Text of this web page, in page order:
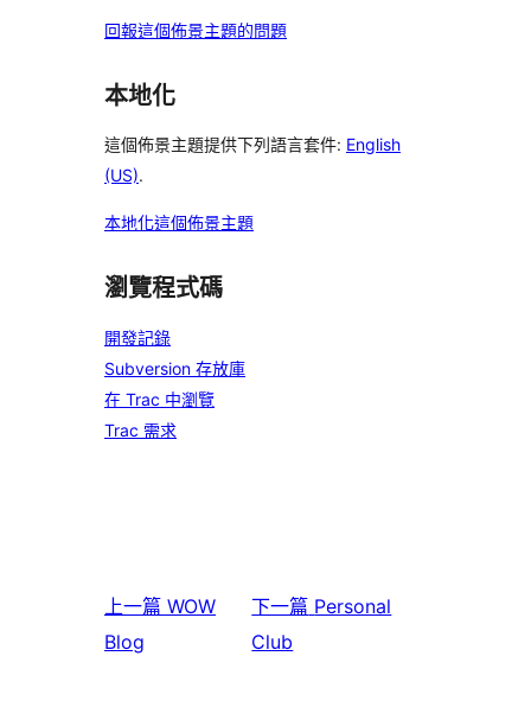
回報這個佈景主題的問題
本地化
這個佈景主題提供下列語言套件: English
(US).
本地化這個佈景主題
瀏覽程式碼
開發記錄
Subversion 存放庫
在 Trac 中瀏覽
Trac 需求
上一篇 WOW
Blog
下一篇 Personal
Club